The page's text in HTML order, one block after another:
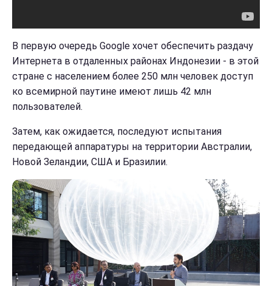
В первую очередь Google хочет обеспечить раздачу
Интернета в отдаленных районах Индонезии - в этой
стране с населением более 250 млн человек доступ
ко всемирной паутине имеют лишь 42 млн
пользователей.
Затем, как ожидается, последуют испытания
передающей аппаратуры на территории Австралии,
Новой Зеландии, США и Бразилии.